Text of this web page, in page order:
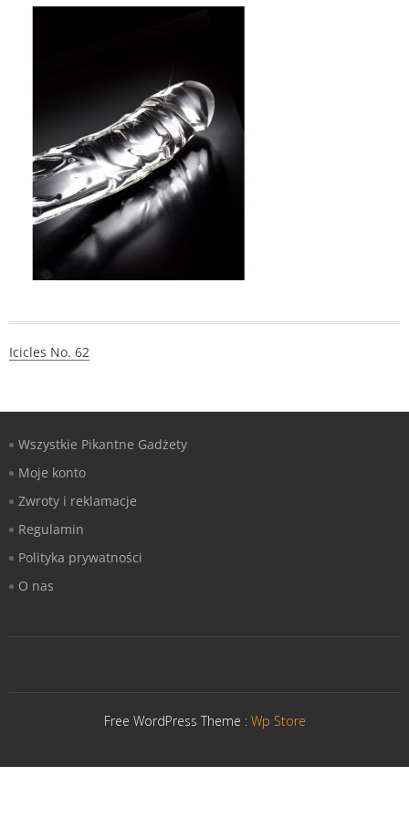
Icicles No. 62
Wszystkie Pikantne Gadżety
Moje konto
Zwroty i reklamacje
Regulamin
Polityka prywatności
O nas
Free WordPress Theme : Wp Store